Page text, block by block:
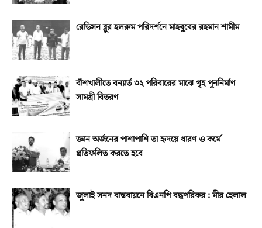
রেডিসন ব্লুর হলরুম পরিদর্শনে মাহবুবের রহমান শামীম
বাঁশখালীতে বন্যার্ত ৩২ পরিবারের মাঝে গৃহ পুননির্মাণ
সামগ্রী বিতরণ
জ্ঞান অর্জনের পাশাপাশি তা হৃদয়ে ধারণ ও কর্মে
প্রতিফলিত করতে হবে
জুলাই সনদ বাস্তবায়নে বিএনপি বদ্ধপরিকর : মীর হেলাল